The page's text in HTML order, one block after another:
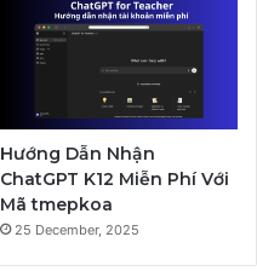
Hướng Dẫn Nhận
ChatGPT K12 Miễn Phí Với
Mã tmepkoa
25 December, 2025